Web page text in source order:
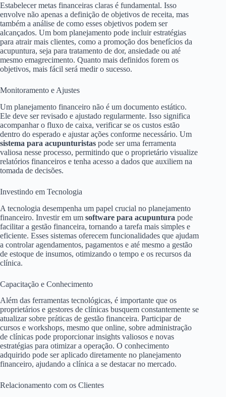
Estabelecer metas financeiras claras é fundamental. Isso
envolve não apenas a definição de objetivos de receita, mas
também a análise de como esses objetivos podem ser
alcançados. Um bom planejamento pode incluir estratégias
para atrair mais clientes, como a promoção dos benefícios da
acupuntura, seja para tratamento de dor, ansiedade ou até
mesmo emagrecimento. Quanto mais definidos forem os
objetivos, mais fácil será medir o sucesso.
Monitoramento e Ajustes
Um planejamento financeiro não é um documento estático.
Ele deve ser revisado e ajustado regularmente. Isso significa
acompanhar o fluxo de caixa, verificar se os custos estão
dentro do esperado e ajustar ações conforme necessário. Um
sistema para acupunturistas pode ser uma ferramenta
valiosa nesse processo, permitindo que o proprietário visualize
relatórios financeiros e tenha acesso a dados que auxiliem na
tomada de decisões.
Investindo em Tecnologia
A tecnologia desempenha um papel crucial no planejamento
financeiro. Investir em um software para acupuntura pode
facilitar a gestão financeira, tornando a tarefa mais simples e
eficiente. Esses sistemas oferecem funcionalidades que ajudam
a controlar agendamentos, pagamentos e até mesmo a gestão
de estoque de insumos, otimizando o tempo e os recursos da
clínica.
Capacitação e Conhecimento
Além das ferramentas tecnológicas, é importante que os
proprietários e gestores de clínicas busquem constantemente se
atualizar sobre práticas de gestão financeira. Participar de
cursos e workshops, mesmo que online, sobre administração
de clínicas pode proporcionar insights valiosos e novas
estratégias para otimizar a operação. O conhecimento
adquirido pode ser aplicado diretamente no planejamento
financeiro, ajudando a clínica a se destacar no mercado.
Relacionamento com os Clientes